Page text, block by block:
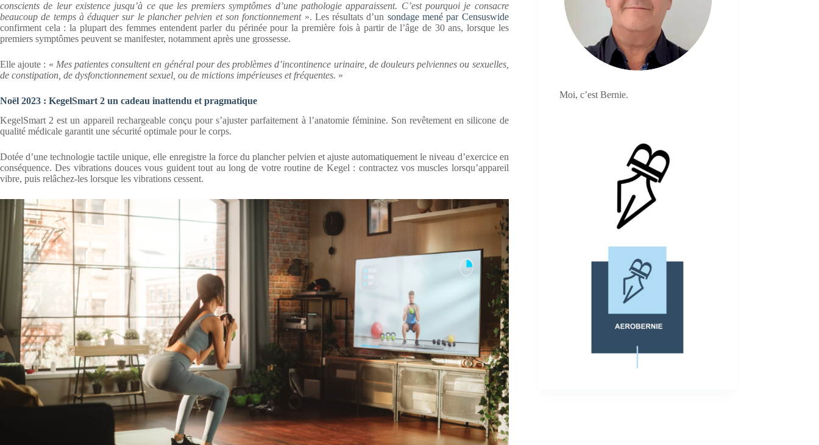
conscients de leur existence jusqu’à ce que les premiers symptômes d’une pathologie apparaissent. C’est pourquoi je consacre
beaucoup de temps à éduquer sur le plancher pelvien et son fonctionnement». Les résultats d’un sondage mené par Censuswide
confirment cela : la plupart des femmes entendent parler du périnée pour la première fois à partir de l’âge de 30 ans, lorsque les
premiers symptômes peuvent se manifester, notamment après une grossesse.
Elle ajoute : « Mes patientes consultent en général pour des problèmes d’incontinence urinaire, de douleurs pelviennes ou sexuelles,
de constipation, de dysfonctionnement sexuel, ou de mictions impérieuses et fréquentes. »
Noël 2023 : KegelSmart 2 un cadeau inattendu et pragmatique
KegelSmart 2 est un appareil rechargeable conçu pour s’ajuster parfaitement à l’anatomie féminine. Son revêtement en silicone de
qualité médicale garantit une sécurité optimale pour le corps.
Dotée d’une technologie tactile unique, elle enregistre la force du plancher pelvien et ajuste automatiquement le niveau d’exercice en
conséquence. Des vibrations douces vous guident tout au long de votre routine de Kegel : contractez vos muscles lorsqu’appareil
vibre, puis relâchez-les lorsque les vibrations cessent.
Moi, c’est Bernie.